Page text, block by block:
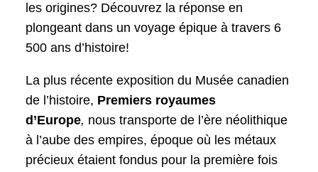
les origines? Découvrez la réponse en
plongeant dans un voyage épique à travers 6
500 ans d’histoire!
La plus récente exposition du Musée canadien
de l’histoire, Premiers royaumes
d’Europe, nous transporte de l’ère néolithique
à l’aube des empires, époque où les métaux
précieux étaient fondus pour la première fois